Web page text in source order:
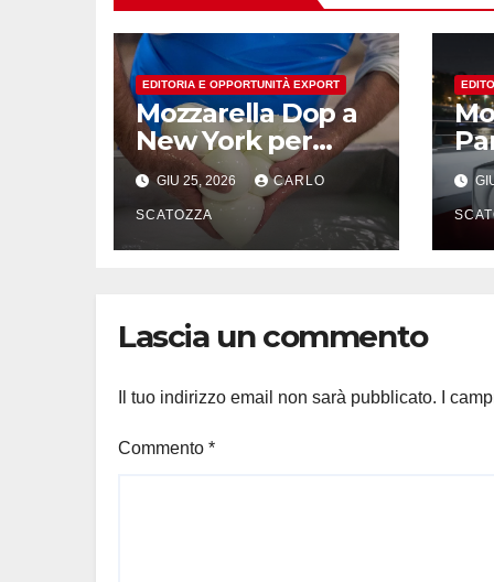
EDITORIA E OPPORTUNITÀ EXPORT
Mozzarella Dop a
New York per
mostrare come
nasce l’oro bianco
del sud
GIU 25, 2026 CARLO
SCATOZZA
Lascia un commento
Il tuo indirizzo email non sarà pubblicato. I
Commento *